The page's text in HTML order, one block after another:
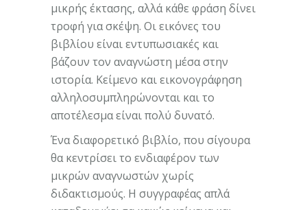
μικρής έκτασης, αλλά κάθε φράση δίνει
τροφή για σκέψη. Οι εικόνες του
βιβλίου είναι εντυπωσιακές και
βάζουν τον αναγνώστη μέσα στην
ιστορία. Κείμενο και εικονογράφηση
αλληλοσυμπληρώνονται και το
αποτέλεσμα είναι πολύ δυνατό.
Ένα διαφορετικό βιβλίο, που σίγουρα
θα κεντρίσει το ενδιαφέρον των
μικρών αναγνωστών χωρίς
διδακτισμούς. Η συγγραφέας απλά